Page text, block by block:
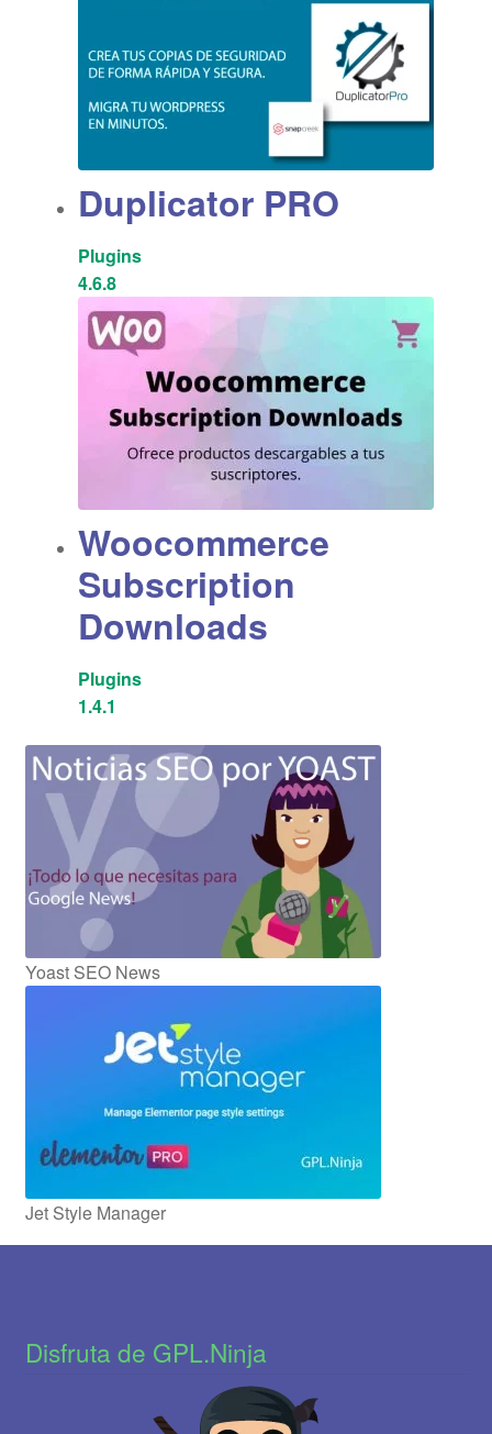
Duplicator PRO
Plugins
4.6.8
Woocommerce
Subscription
Downloads
Plugins
1.4.1
Yoast SEO News
Jet Style Manager
Disfruta de GPL.Ninja